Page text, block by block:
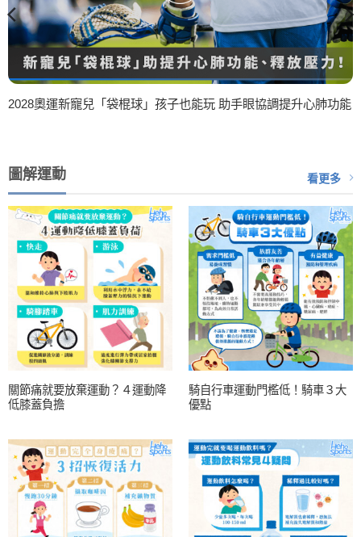
2028奧運新寵兒「袋棍球」孩子也能玩 助手眼協調提升心肺功能
圖解運動 看更多
關節痛就要放棄運動？４運動降
低膝蓋負擔
騎自行車運動門檻低！騎車３大
優點